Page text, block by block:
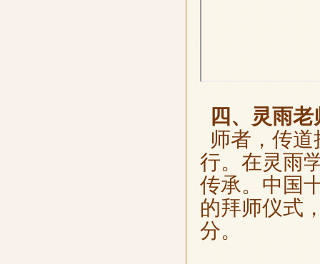
四、灵雨
师者，传
行。在灵雨
传承。中国
的拜师仪式
分。